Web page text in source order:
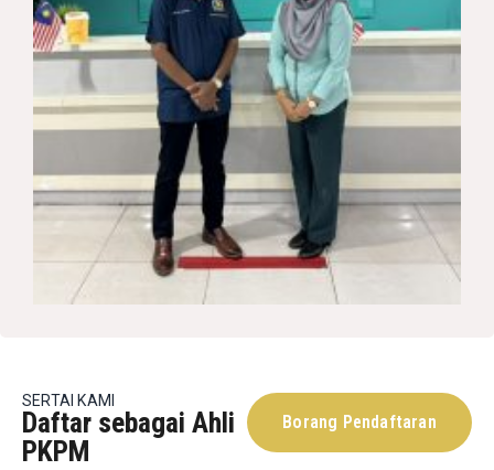
SERTAI KAMI
Daftar sebagai Ahli
PKPM
Borang Pendaftaran